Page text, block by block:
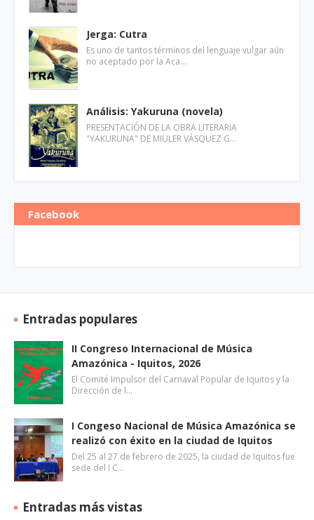
Jerga: Cutra
Es uno de tantos términos del lenguaje vulgar aún
no aceptado por la Aca…
Análisis: Yakuruna (novela)
PRESENTACIÓN DE LA OBRA LITERARIA
"YAKURUNA" DE MIULER VÁSQUEZ G…
Facebook
Entradas populares
II Congreso Internacional de Música
Amazónica - Iquitos, 2026
El Comité Impulsor del Carnaval Popular de Iquitos y la
Dirección de l…
I Congeso Nacional de Música Amazónica se
realizó con éxito en la ciudad de Iquitos
Del 25 al 27 de febrero de 2025, la ciudad de Iquitos fue
sede del I C…
Entradas más vistas